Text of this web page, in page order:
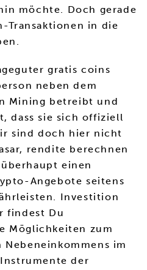
möchte. Doch gerade
Transaktionen in die
gratis coins
neben dem
Mining betreibt und
dass sie sich offiziell
sind doch hier nicht
rendite berechnen
einen
Angebote seitens
Investition
findest Du
Möglichkeiten zum
Nebeneinkommens im
der